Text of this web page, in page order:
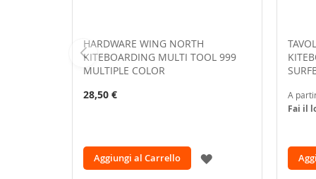
HARDWARE WING NORTH
KITEBOARDING MULTI TOOL 999
MULTIPLE COLOR
28,50 €
Aggiungi al Carrello
AGGIUNGI
A
Fai il